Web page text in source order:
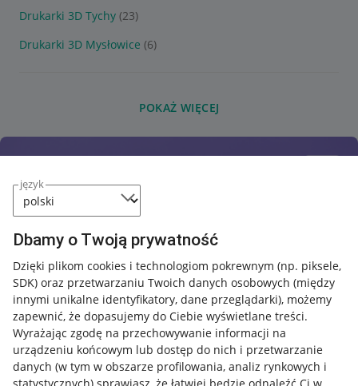
język
Dbamy o Twoją prywatność
Dzięki plikom cookies i technologiom pokrewnym (np. piksele,
SDK) oraz przetwarzaniu Twoich danych osobowych (między
innymi unikalne identyfikatory, dane przeglądarki), możemy
zapewnić, że dopasujemy do Ciebie wyświetlane treści.
Wyrażając zgodę na przechowywanie informacji na
urządzeniu końcowym lub dostęp do nich i przetwarzanie
danych (w tym w obszarze profilowania, analiz rynkowych i
Drukarki 3D Tychy (23)
Drukarki 3D Mysłowice (6)
POKAŻ WIĘCEJ